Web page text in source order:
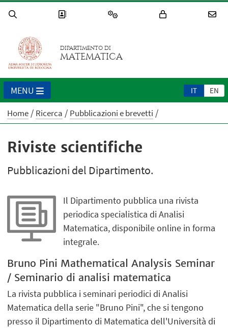
DIPARTIMENTO DI
MATEMATICA
IT EN
MENU
Home Ricerca Pubblicazioni e brevetti
Riviste scientifiche
Pubblicazioni del Dipartimento.
Il Dipartimento pubblica una rivista
periodica specialistica di Analisi
Matematica, disponibile online in forma
integrale.
Bruno Pini Mathematical Analysis Seminar
/ Seminario di analisi matematica
La rivista pubblica i seminari periodici di Analisi
Matematica della serie "Bruno Pini", che si tengono
presso il Dipartimento di Matematica dell'Università di